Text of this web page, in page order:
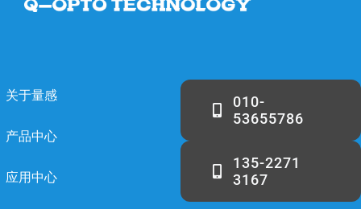
关于量感
产品中心
应用中心
010-
53655786
135-2271
3167